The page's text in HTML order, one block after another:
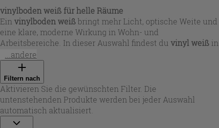
vinylboden weiß für helle Räume
Ein vinylboden weißbringt mehr Licht, optische Weite und
eine klare, moderne Wirkung in Wohn- und
Arbeitsbereiche. In dieser Auswahl findest du vinyl weiß in
unterschiedlichen Designs: von nahezu einfarbigem Weiß
mit feinen grauen Adern bis zu warmen Elfenbein- und
Creme-Nuancen. Je nach Stil kannst du zwischen Stein-
und Marmor-Effekten oder authentischen
Holzmaserungen wählen – ideal, wenn du einenvinyl
boden weißsuchst, der sich von skandinavisch bis
minimalistisch harmonisch einfügt. Iperceramica bietet
...andere
Filtern nach
Aktivieren Sie die gewünschten Filter. Die
untenstehenden Produkte werden bei jeder Auswahl
automatisch aktualisiert.